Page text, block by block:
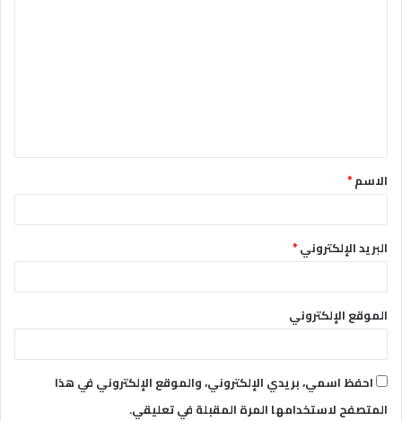
ق
*الاسم*
البريد الإلكتروني*
الموقع الإلكتروني
احفظ اسمي، بريدي الإلكتروني، والموقع الإلكتروني في هذا
المتصفح لاستخدامها المرة المقبلة في تعليقي.